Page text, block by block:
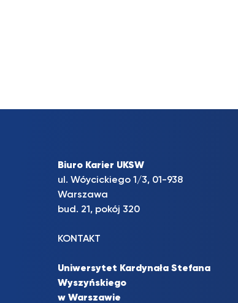
Biuro Karier UKSW
ul. Wóycickiego 1/3, 01-938
Warszawa
bud. 21, pokój 320
KONTAKT
Uniwersytet Kardynała Stefana
Wyszyńskiego
w Warszawie